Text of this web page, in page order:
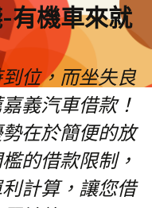
有機車來就
位，而坐失良
義汽車借款！
在於簡便的放
的借款限制，
計算，讓您借